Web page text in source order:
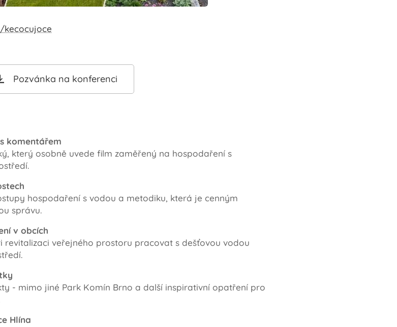
Pozvánka na konferenci
komentářem
který osobně uvede film zaměřený na hospodaření s
hospodaření s vodou a metodiku, která je cenným
správu.
v obcích
revitalizaci veřejného prostoru pracovat s dešťovou vodou
- mimo jiné Park Komín Brno a další inspirativní opatření pro
Hlína